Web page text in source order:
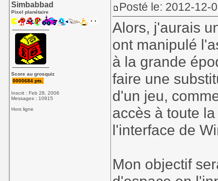
Simbabbad
Pixel planétaire
Score au grosquiz
0000684 pts.
Inscrit : Feb 28, 2006
Messages : 10915
Hors ligne
Posté le: 2012-12-
Alors, j'aurais
ont manipulé
à la grande
faire une
d'un jeu,
accès à toute
l'interface de
Mon objectif